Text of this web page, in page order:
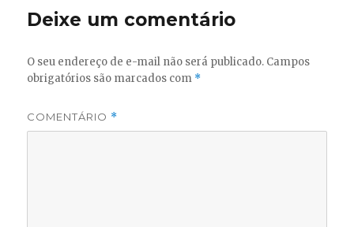
Deixe um comentário
O seu endereço de e-mail não será publicado. Campos
obrigatórios são marcados com *
COMENTÁRIO *